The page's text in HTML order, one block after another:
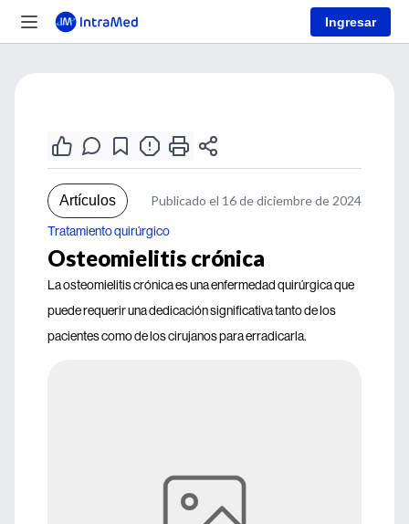
Ingresar
Artículos Publicado el 16 de diciembre de 2024
Tratamiento quirúrgico
Osteomielitis crónica
La osteomielitis crónica es una enfermedad quirúrgica que
puede requerir una dedicación significativa tanto de los
pacientes como de los cirujanos para erradicarla.